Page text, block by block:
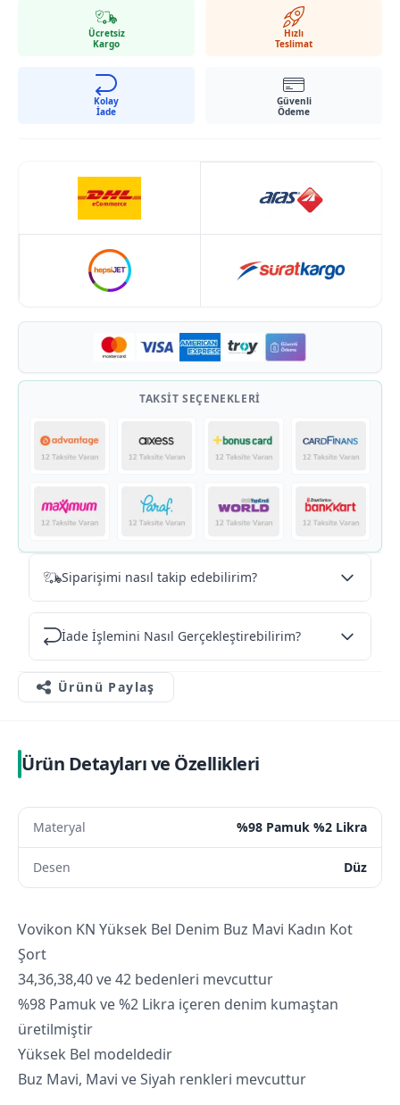
Buz Mavi, Mavi ve Siyah renkleri mevcuttur
Ücretsiz
Kargo
Hızlı
Teslimat
Kolay
İade
Güvenli
Ödeme
TAKSIT SEÇENEKLERI
Siparişimi nasıl takip edebilirim?
İade İşlemini Nasıl Gerçekleştirebilirim?
Ürünü Paylaş
Ürün Detayları ve Özellikleri
Materyal %98 Pamuk %2 Likra
Desen Düz
Vovikon KN Yüksek Bel Denim Buz Mavi Kadın Kot
Şort
34,36,38,40 ve 42 bedenleri mevcuttur
%98 Pamuk ve %2 Likra içeren denim kumaştan
üretilmiştir
Yüksek Bel modeldedir
Buz Mavi, Mavi ve Siyah renkleri mevcuttur